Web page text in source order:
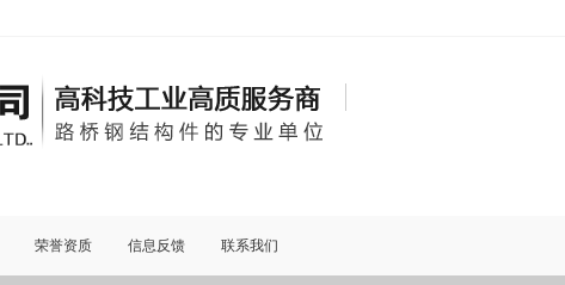
荣誉资质 信息反馈 联系我们